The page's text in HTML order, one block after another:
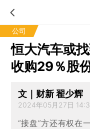
公司
恒大汽车或
收购29％股
文｜财新 翟少辉
2024年05月27日
“接盘”方还有权在